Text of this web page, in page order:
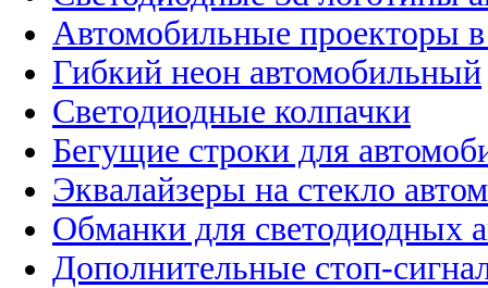
Автомобильные проекторы
Гибкий неон автомобильный
Светодиодные колпачки
Бегущие строки для
Эквалайзеры на стекло
Обманки для светодиодных
Дополнительные стоп-